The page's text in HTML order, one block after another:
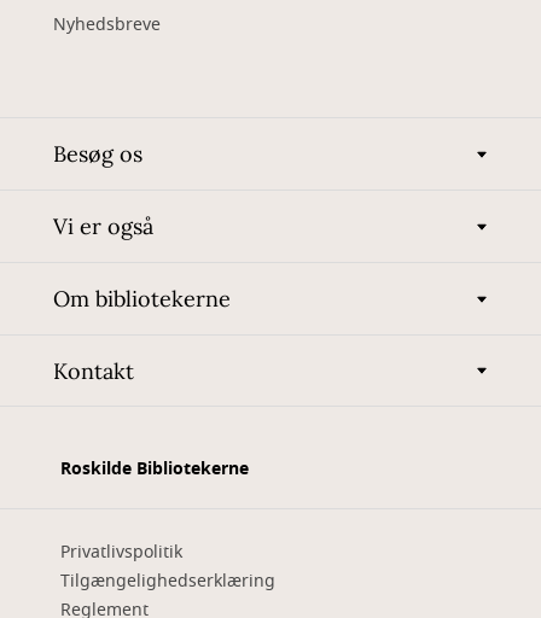
Nyhedsbreve
Besøg os
Vi er også
Om bibliotekerne
Kontakt
Roskilde Bibliotekerne
Privatlivspolitik
Tilgængelighedserklæring
Reglement